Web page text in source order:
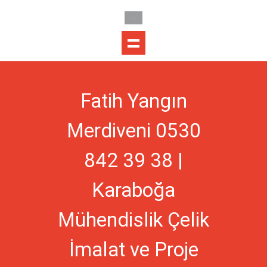
Fatih Yangın
Merdiveni 0530
842 39 38 |
Karaboğa
Mühendislik Çelik
İmalat ve Proje